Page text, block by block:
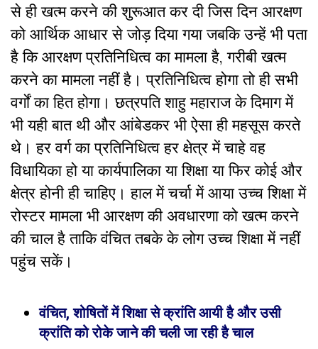
से ही खत्म करने की शुरूआत कर दी जिस दिन आरक्षण
को आर्थिक आधार से जोड़ दिया गया जबकि उन्हें भी पता
है कि आरक्षण प्रतिनिधित्व का मामला है, गरीबी खत्म
करने का मामला नहीं है। प्रतिनिधित्व होगा तो ही सभी
वर्गों का हित होगा। छत्रपति शाहु महाराज के दिमाग में
भी यही बात थी और आंबेडकर भी ऐसा ही महसूस करते
थे। हर वर्ग का प्रतिनिधित्व हर क्षेत्र में चाहे वह
विधायिका हो या कार्यपालिका या शिक्षा या फिर कोई और
क्षेत्र होनी ही चाहिए। हाल में चर्चा में आया उच्च शिक्षा में
रोस्टर मामला भी आरक्षण की अवधारणा को खत्म करने
की चाल है ताकि वंचित तबके के लोग उच्च शिक्षा में नहीं
पहुंच सकें।
वंचित, शोषितों में शिक्षा से क्रांति आयी है और उसी
क्रांति को रोके जाने की चली जा रही है चाल